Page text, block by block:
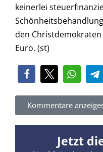
keinerlei
den
Euro. (st)
Kommentare
Jetzt